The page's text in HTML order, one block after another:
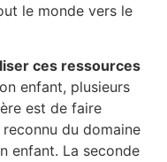
le monde vers le
ces ressources
enfant, plusieurs
est de faire
du domaine
enfant. La seconde